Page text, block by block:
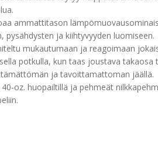
ammattitason
ja kiihtyvyyden luomiseen.
mukautumaan ja reagoimaan
potkulla, kun taas joustava
ja tavoittamattoman jäällä.
oz. huopailtillä ja pehmeät